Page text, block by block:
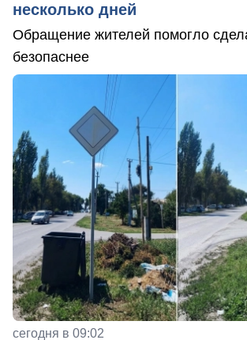
несколько дней
Обращение жителей помогло
безопаснее
сегодня в 09:02